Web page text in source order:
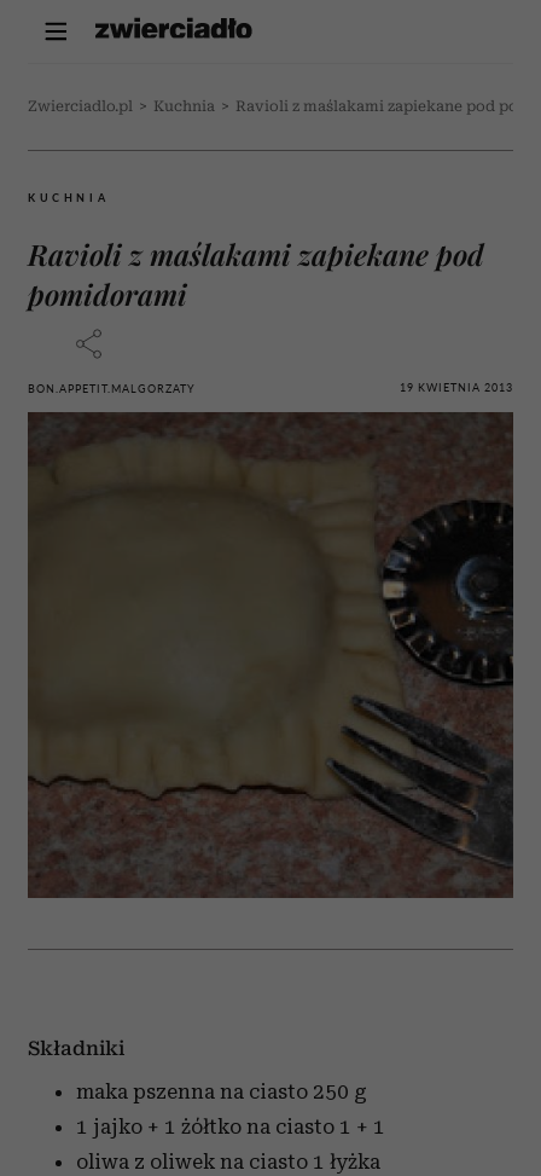
Zwierciadlo.pl > Kuchnia > Ravioli z maślakami zapiekane pod
KUCHNIA
Ravioli z maślakami zapiekane pod
pomidorami
BON.APPETIT.MALGORZATY 19 KWIETNIA 2013
Składniki
maka pszenna na ciasto 250 g
1 jajko + 1 żółtko na ciasto 1 + 1
oliwa z oliwek na ciasto 1 łyżka